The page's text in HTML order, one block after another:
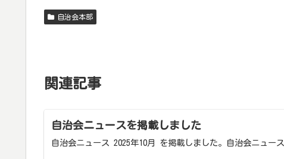
自治会本部
関連記事
自治会ニュースを掲載しました
自治会ニュース 2025年10月 を掲載しました。自治会ニュース